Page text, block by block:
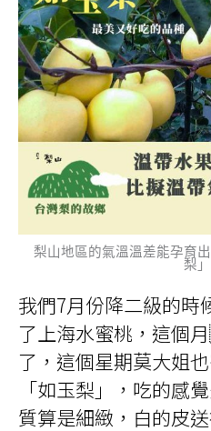
梨山地區的氣溫溫差能孕育
梨」
我們7月份降二級的時
了上海水蜜桃，這個
了，這個星期莫大姐
「如玉梨」，吃的感
質算是細緻，白的皮